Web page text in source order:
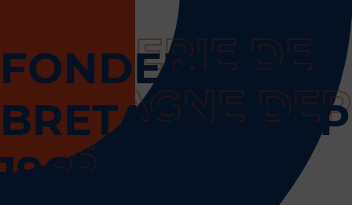
FONDERIE DE
BRETAGNE
1965